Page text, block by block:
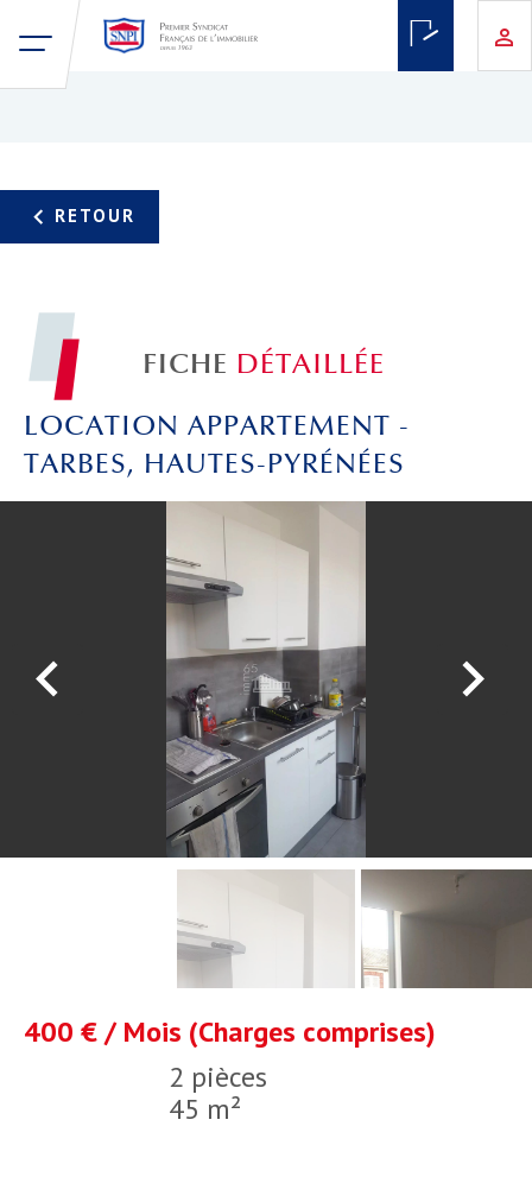
FICHE DÉTAILLÉE
LOCATION APPARTEMENT -
TARBES, HAUTES-PYRÉNÉES
2 pièces
45 m²
400 € / Mois (Charges comprises)